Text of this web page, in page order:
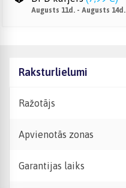
Augusts 11d. - Augusts 14d.
Raksturlielumi
Ražotājs
Apvienotās zonas
Garantijas laiks